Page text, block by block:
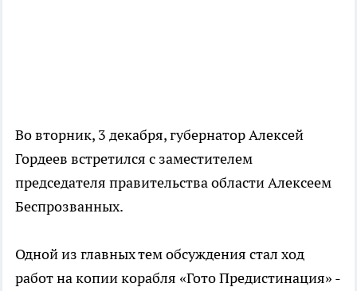
Во вторник, 3 декабря, губернатор Алексей
Гордеев встретился с заместителем
председателя правительства области Алексеем
Беспрозванных.
Одной из главных тем обсуждения стал ход
работ на копии корабля «Гото Предистинация» -